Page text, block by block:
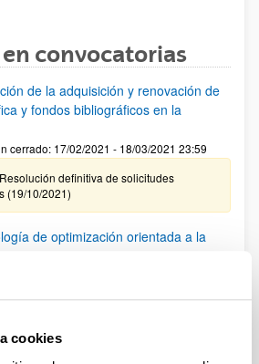
cookies
convocatorias
de la adquisición y renovación de
y fondos bibliográficos en la
cerrado: 17/02/2021 - 18/03/2021 23:59
definitiva de solicitudes
(19/10/2021)
de optimización orientada a la
desierta
FEM en Ingeniería Mecánica “